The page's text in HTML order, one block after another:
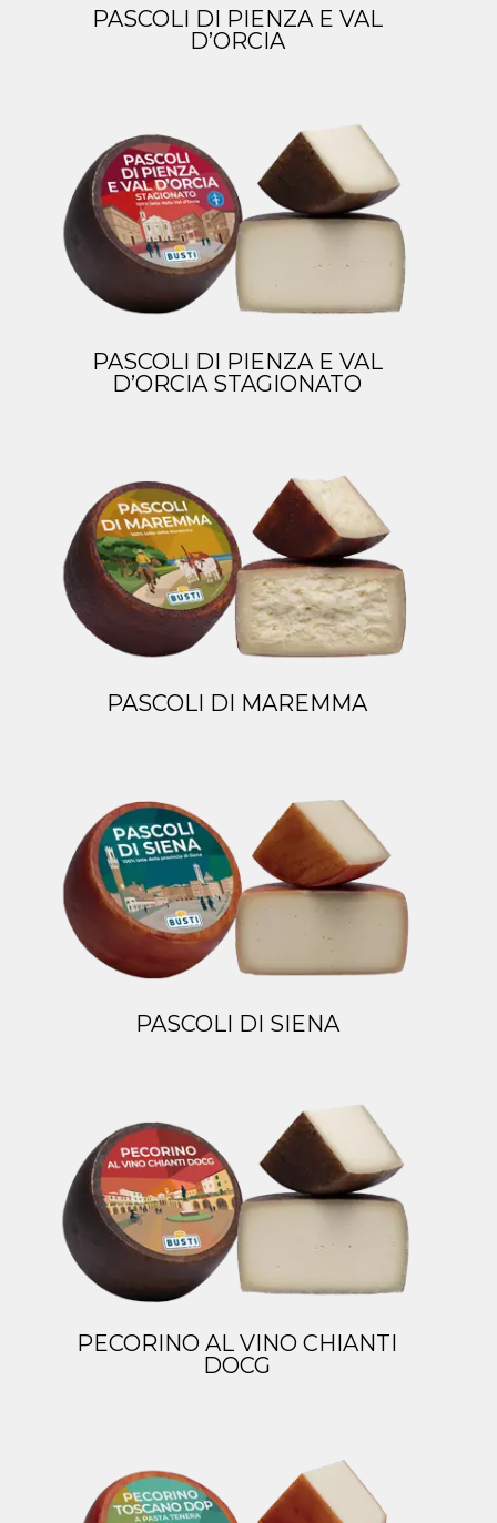
PASCOLI DI PIENZA E VAL
D’ORCIA
PASCOLI DI PIENZA E VAL
D’ORCIA STAGIONATO
PASCOLI DI MAREMMA
PASCOLI DI SIENA
PECORINO AL VINO CHIANTI
DOCG